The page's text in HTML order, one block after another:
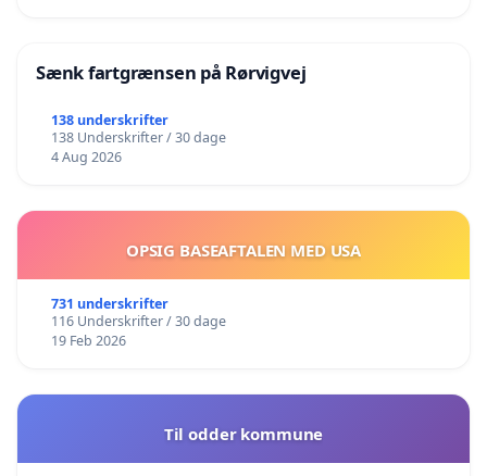
Sænk fartgrænsen på Rørvigvej
138 underskrifter
138 Underskrifter / 30 dage
4 Aug 2026
OPSIG BASEAFTALEN MED USA
731 underskrifter
116 Underskrifter / 30 dage
19 Feb 2026
Til odder kommune